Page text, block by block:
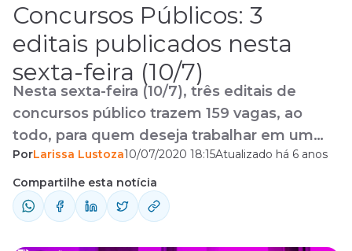
Concursos Públicos: 3
editais publicados nesta
sexta-feira (10/7)
Nesta sexta-feira (10/7), três editais de
concursos público trazem 159 vagas, ao
todo, para quem deseja trabalhar em um
órgão público. Confira quais são!
PorLarissa Lustoza10/07/2020 18:15Atualizado há 6 anos
Compartilhe esta notícia